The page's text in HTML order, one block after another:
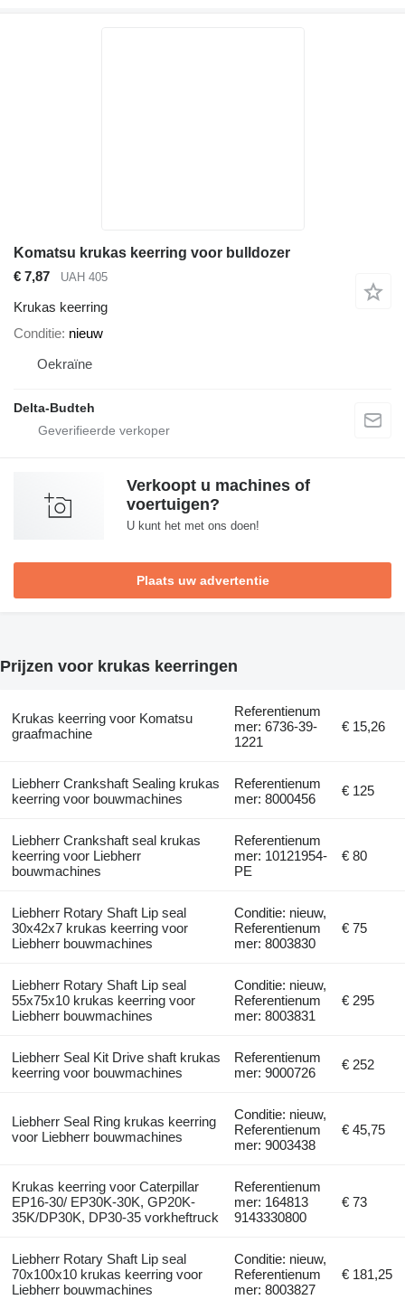
Komatsu krukas keerring voor bulldozer
€ 7,87
UAH 405
Krukas keerring
Conditie nieuw
Oekraïne
Delta-Budteh
Verkoopt u machines of
voertuigen?
U kunt het met ons doen!
Plaats uw advertentie
Prijzen voor krukas keerringen
Krukas keerring voor Komatsu
graafmachine
Referentienum
mer: 6736-39-
1221
€ 15,26
Liebherr Crankshaft Sealing krukas
keerring voor bouwmachines
Referentienum
mer: 8000456
€ 125
Liebherr Crankshaft seal krukas
keerring voor Liebherr
bouwmachines
Referentienum
mer: 10121954-
PE
€ 80
Liebherr Rotary Shaft Lip seal
30x42x7 krukas keerring voor
Liebherr bouwmachines
Conditie: nieuw,
Referentienum
mer: 8003830
€ 75
Liebherr Rotary Shaft Lip seal
55x75x10 krukas keerring voor
Liebherr bouwmachines
Conditie: nieuw,
Referentienum
mer: 8003831
€ 295
Liebherr Seal Kit Drive shaft krukas
keerring voor bouwmachines
Referentienum
mer: 9000726
€ 252
Liebherr Seal Ring krukas keerring
voor Liebherr bouwmachines
Conditie: nieuw,
Referentienum
mer: 9003438
€ 45,75
Krukas keerring voor Caterpillar
EP16-30/ EP30K-30K, GP20K-
35K/DP30K, DP30-35 vorkheftruck
Referentienum
mer: 164813
9143330800
€ 73
Liebherr Rotary Shaft Lip seal
70x100x10 krukas keerring voor
Liebherr bouwmachines
Conditie: nieuw,
Referentienum
mer: 8003827
€ 181,25